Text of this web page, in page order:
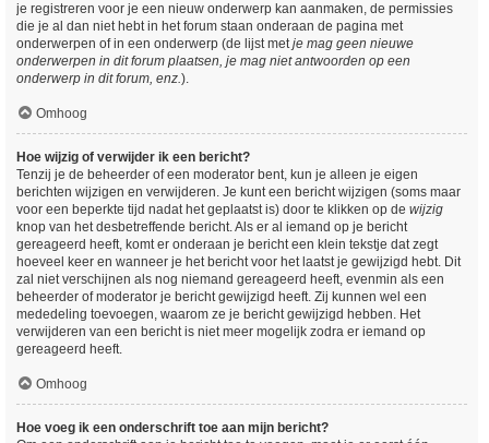
je registreren voor je een nieuw onderwerp kan aanmaken, de permissies
die je al dan niet hebt in het forum staan onderaan de pagina met
onderwerpen of in een onderwerp (de lijst metje mag geen nieuwe
onderwerpen in dit forum plaatsen, je mag niet antwoorden op een
onderwerp in dit forum, enz.).
Omhoog
Hoe wijzig of verwijder ik een bericht?
Tenzij je de beheerder of een moderator bent, kun je alleen je eigen
berichten wijzigen en verwijderen. Je kunt een bericht wijzigen (soms maar
voor een beperkte tijd nadat het geplaatst is) door te klikken op de wijzig
knop van het desbetreffende bericht. Als er al iemand op je bericht
gereageerd heeft, komt er onderaan je bericht een klein tekstje dat zegt
hoeveel keer en wanneer je het bericht voor het laatst je gewijzigd hebt. Dit
zal niet verschijnen als nog niemand gereageerd heeft, evenmin als een
beheerder of moderator je bericht gewijzigd heeft. Zij kunnen wel een
mededeling toevoegen, waarom ze je bericht gewijzigd hebben. Het
verwijderen van een bericht is niet meer mogelijk zodra er iemand op
gereageerd heeft.
Omhoog
Hoe voeg ik een onderschrift toe aan mijn bericht?